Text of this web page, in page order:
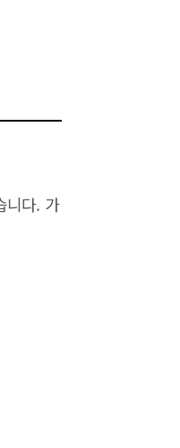
니다. 가